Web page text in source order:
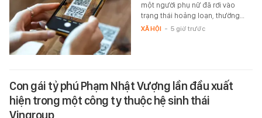
một người phụ nữ đã rơi vào
trạng thái hoảng loạn, thường…
XÃ HỘI - 5 giờ trước
Con gái tỷ phú Phạm Nhật Vượng lần đầu xuất
hiện trong một công ty thuộc hệ sinh thái